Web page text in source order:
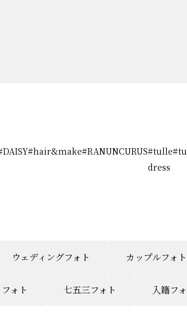
#hair&make#RANUNCURUS#tulle
dress
ウェディングフォト カップルフォト
ォト 七五三フォト 入籍フ